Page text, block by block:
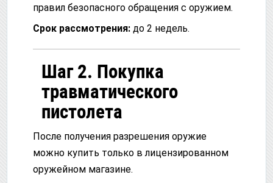
правил безопасного обращения с оружием.
Срок рассмотрения: до 2 недель.
Шаг 2. Покупка
травматического
пистолета
После получения разрешения оружие
можно купить только в лицензированном
оружейном магазине.